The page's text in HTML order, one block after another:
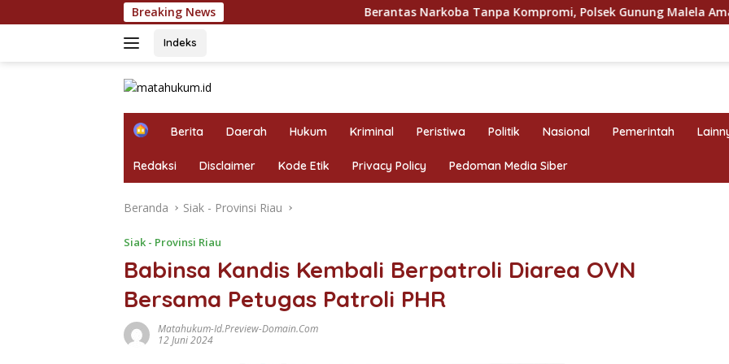
ke
Breaking News Berantas Narkoba Tanpa Kompromi, Polsek Gunung Malela Amankan Pria Bawa
Indeks
H
m
e
Berita Daerah Hukum Kriminal Peristiwa Politik Nasional Pemerintah
Redaksi Disclaimer Kode Etik Privacy Policy Pedoman Media Siber
Beranda Siak - Provinsi Riau
Siak - Provinsi Riau
Babinsa Kandis Kembali Berpatroli Diarea OVN
Bersama Petugas Patroli PHR
Matahukum-Id.preview-Domain.com
12 Juni 2024